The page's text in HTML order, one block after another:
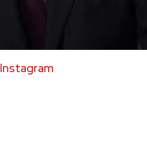
Instagram